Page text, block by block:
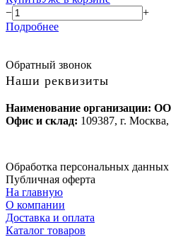
−
+
Подробнее
Обратный звонок
Наши реквизиты
Наименование организации:
Офис и склад: 109387, г.
Обработка персональных данных
Публичная оферта
На главную
О компании
Доставка и оплата
Каталог товаров